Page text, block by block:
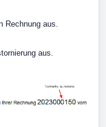
Rechnung aus.
aus.